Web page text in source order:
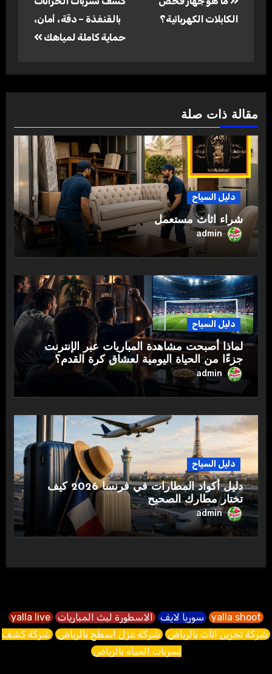
المقالات
الكابلات الكهربائية؟
بالقنفذة – دقة، أمان،
حماية كاملة لمياهك
مقالة ذات صلة
دليل السياح
شراء اثاث مستعمل
admin
دليل السياح
لماذا أصبحت مشاهدة المباريات عبر الإنترنت
جزءًا من الحياة اليومية لعشاق كرة القدم؟
admin
دليل السياح
دليل أكواد المطارات في فرنسا 2026 كيف
تختار مطارك الصحيح
admin
yalla shoot سوريا لايف الاسطورة لبث المباريات yalla live
شركة تخزين اثاث بالرياض شركة عزل اسطح بالرياض شركة كشف
تسربات المياه بالرياض